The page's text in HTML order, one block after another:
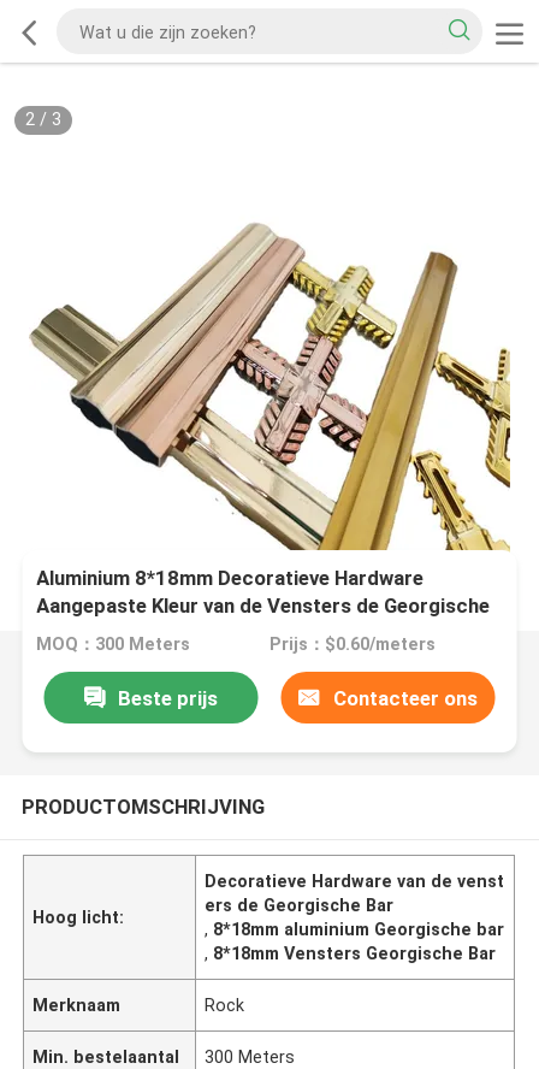
2/ 3
Aluminium 8*18mm Decoratieve Hardware
Aangepaste Kleur van de Vensters de Georgische
Bar
MOQ：300 Meters Prijs：$0.60/meters
Beste prijs Contacteer ons
PRODUCTOMSCHRIJVING
Hoog licht:
Decoratieve Hardware van de venst
ers de Georgische Bar
, 8*18mm aluminium Georgische bar
, 8*18mm Vensters Georgische Bar
Merknaam Rock
Min. bestelaantal 300 Meters